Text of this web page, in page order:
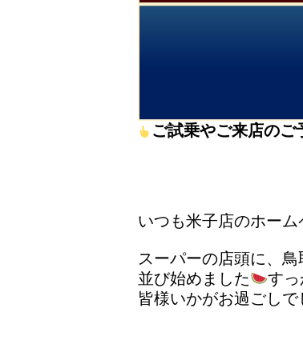
ご試乗やご来店のご
いつも米子店のホー
スーパーの店頭に、
並び始めました
すっ
皆様いかがお過ごしで